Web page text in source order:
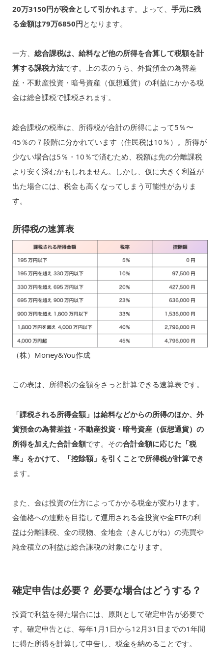
20万3150円が税金として引かれます。よって、 手元に残
る金額は79万6850円となります。
一方、 総合課税は、給料など他の所得を合算して税額を計
算する課税方法です。上の表のうち、外貨預金の為替差
益・不動産投資・暗号資産（仮想通貨）の利益にかかる税
金は総合課税で課税されます。
総合課税の税率は、所得税が合計の所得によって5％〜
45％の７段階に分かれています（住民税は10％）。所得が
少ない場合は5％・10％で済むため、税額は先の分離課税
より安く済むかもしれません。しかし、仮に大きく利益が
出た場合には、税金も高くなってしまう可能性がありま
す。
所得税の速算表
（株）Money&You作成
この表は、所得税の金額をさっと計算できる速算表です。
「課税される所得金額」は給料などからの所得のほか、外
貨預金の為替差益・不動産投資・暗号資産（仮想通貨）の
所得を加えた合計金額です。その合計金額に応じた「税
率」をかけて、「控除額」を引くことで所得税が計算でき
ます。
また、金は投資の仕方によってかかる税金が変わります。
金価格への連動を目指して運用される金投資や金ETFの利
益は分離課税、金の現物、金地金（きんじがね）の売買や
純金積立の利益は総合課税の対象になります。
確定申告は必要？ 必要な場合はどうする？
投資で利益を得た場合には、原則として確定申告が必要で
す。確定申告とは、毎年1月1日から12月31日までの1年間
に得た所得を計算して申告し、税金を納めることです。